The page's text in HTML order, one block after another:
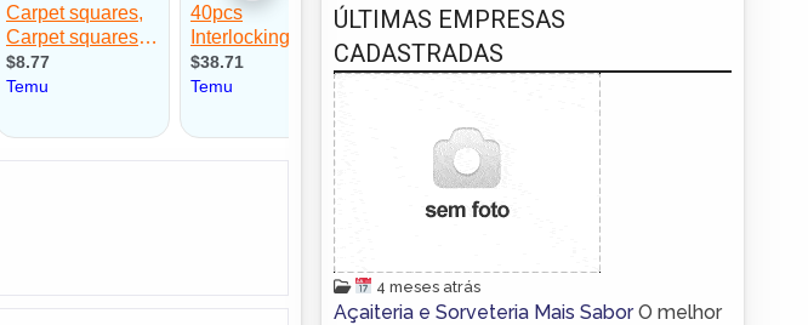
ÚLTIMAS EMPRESAS
CADASTRADAS
4 meses atrás
Açaiteria e Sorveteria Mais SaborO melhor